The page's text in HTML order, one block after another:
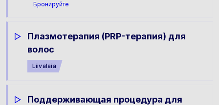
Бронируйте
Плазмотерапия (PRP-терапия) для
волос
Liivalaia
Поддерживающая процедура для